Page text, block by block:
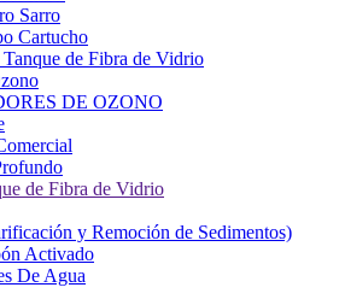
Sarro
Cartucho
de Fibra de Vidrio
DE OZONO
de Fibra de Vidrio
y Remoción de Sedimentos)
Activado
De Agua